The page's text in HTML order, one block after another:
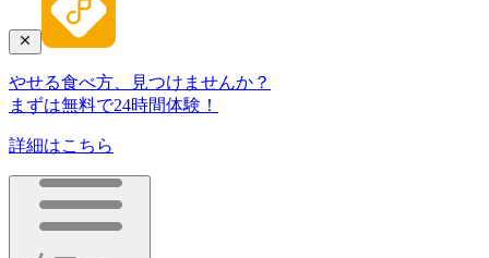
やせる食べ方、見つけませんか？
まずは無料で24時間体験！
詳細はこちら